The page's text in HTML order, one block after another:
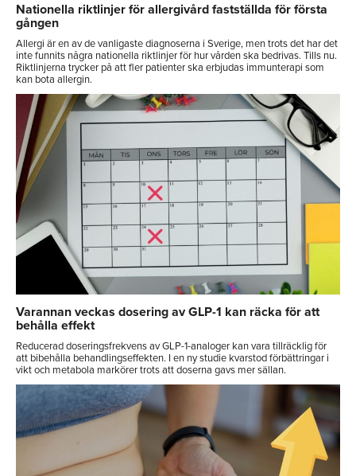
Nationella riktlinjer för allergivård fastställda för första
gången
Allergi är en av de vanligaste diagnoserna i Sverige, men trots det har det
inte funnits några nationella riktlinjer för hur vården ska bedrivas. Tills nu.
Riktlinjerna trycker på att fler patienter ska erbjudas immunterapi som
kan bota allergin.
Varannan veckas dosering av GLP-1 kan räcka för att
behålla effekt
Reducerad doseringsfrekvens av GLP-1-analoger kan vara tillräcklig för
att bibehålla behandlingseffekten. I en ny studie kvarstod förbättringar i
vikt och metabola markörer trots att doserna gavs mer sällan.